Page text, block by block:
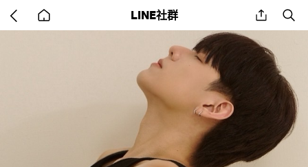
back
to
LINE社群 share